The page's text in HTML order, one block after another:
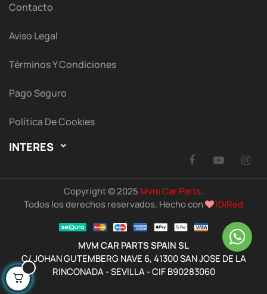
Contacto
Aviso Legal
Términos Y Condiciones
Pago Seguro
Política De Cookies
INTERES 
Facebook
Copyright © 2025 Mvm Car Parts.
Todos los derechos reservados. Hecho con
iDiRed
MVM CAR PARTS SPAIN SL
C/ JOHAN GUTEMBERG NAVE 6, 41300 SAN JOSE DE LA
RINCONADA - SEVILLA - CIF B90283060